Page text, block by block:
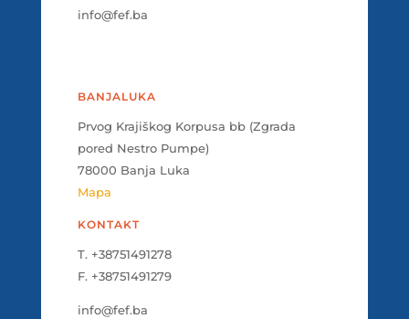
info@fef.ba
BANJALUKA
Prvog Krajiškog Korpusa bb (Zgrada
pored Nestro Pumpe)
78000 Banja Luka
Mapa
KONTAKT
T. +38751491278
F. +38751491279
info@fef.ba